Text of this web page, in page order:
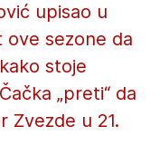
upisao u
sezone da
stoje
„preti“ da
Zvezde u 21.